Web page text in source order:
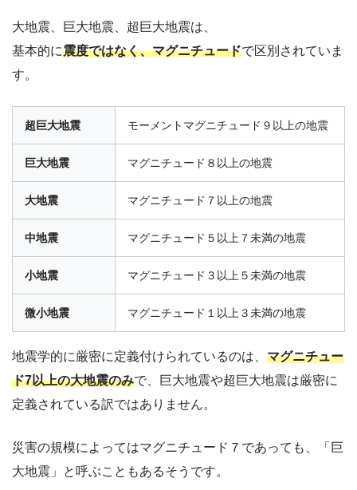
大地震、巨大地震、超巨大地震は、
基本的に震度ではなく、マグニチュードで区別されていま
す。
超巨大地震 モーメントマグニチュード９以上の地震
巨大地震 マグニチュード８以上の地震
大地震 マグニチュード７以上の地震
中地震 マグニチュード５以上７未満の地震
小地震 マグニチュード３以上５未満の地震
微小地震 マグニチュード１以上３未満の地震
地震学的に厳密に定義付けられているのは、 マグニチュー
ド7以上の大地震のみで、巨大地震や超巨大地震は厳密に
定義されている訳ではありません。
災害の規模によってはマグニチュード７であっても、「巨
大地震」と呼ぶこともあるそうです。